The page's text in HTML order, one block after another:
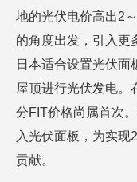
地的光伏电价高出2
的角度出发，引入更
日本适合设置光伏面
屋顶进行光伏发电。
分FIT价格尚属首次
入光伏面板，为实现
贡献。